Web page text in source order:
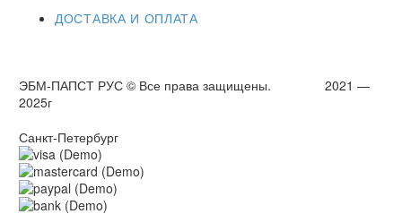
ДОСТАВКА И ОПЛАТА
ЭБМ-ПАПСТ РУС © Все права защищены. 2021 —
2025г
Санкт-Петербург